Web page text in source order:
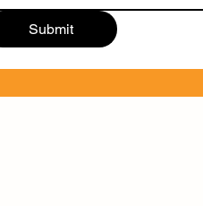
Submit